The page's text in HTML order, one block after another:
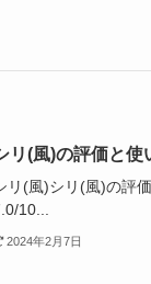
リ(風)の評価と使
リ(風)シリ(風)の評
10...
2024年2月7日